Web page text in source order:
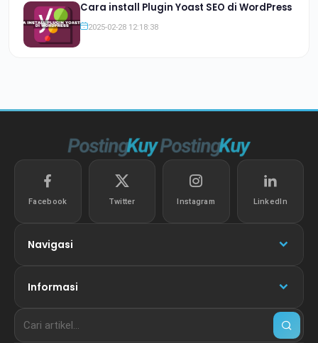
Cara install Plugin Yoast SEO di WordPress
2025-02-28 12:18:38
Facebook Twitter Instagram LinkedIn
Navigasi
Informasi